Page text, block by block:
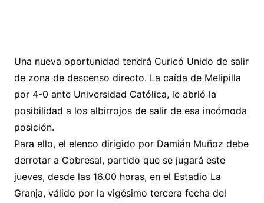
Una nueva oportunidad tendrá Curicó Unido de salir
de zona de descenso directo. La caída de Melipilla
por 4-0 ante Universidad Católica, le abrió la
posibilidad a los albirrojos de salir de esa incómoda
posición.
Para ello, el elenco dirigido por Damián Muñoz debe
derrotar a Cobresal, partido que se jugará este
jueves, desde las 16.00 horas, en el Estadio La
Granja, válido por la vigésimo tercera fecha del